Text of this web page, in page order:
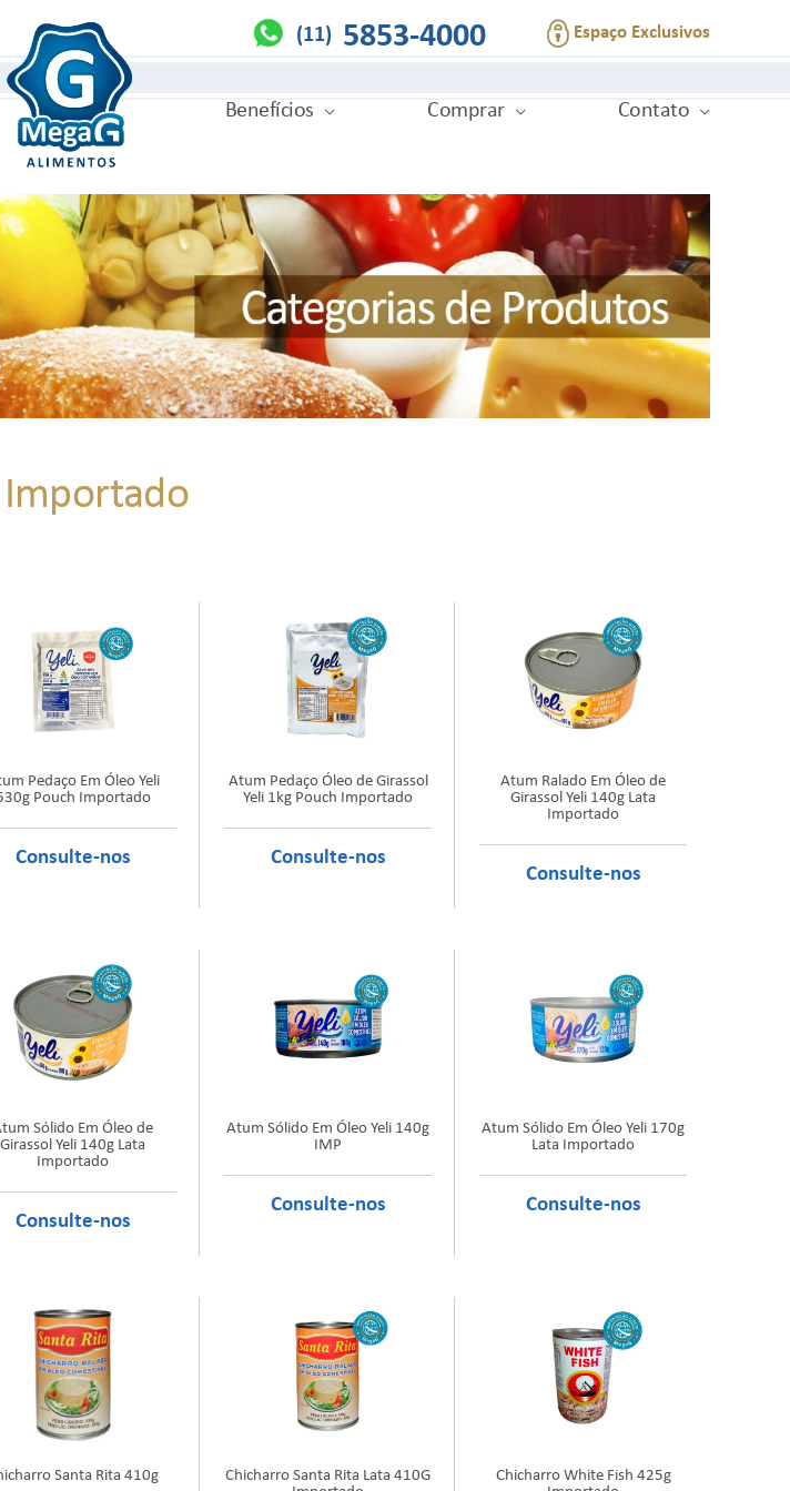
(11) 5853-4000 Espaço Exclusivos
MegaG Benefícios Comprar Contato
Pedaço Em Óleo Yeli
Pouch Importado
Atum Pedaço Óleo de Girassol
Yeli 1kg Pouch Importado
Atum Ralado Em Óleo de
Girassol Yeli 140g Lata
Importado
Sólido Em Óleo de
Girassol Yeli 140g Lata
Importado
Atum Sólido Em Óleo Yeli 140g
IMP
Atum Sólido Em Óleo Yeli 170g
Lata Importado
Santa Rita 410g Chicharro Santa Rita Lata 410G Chicharro White Fish 425g